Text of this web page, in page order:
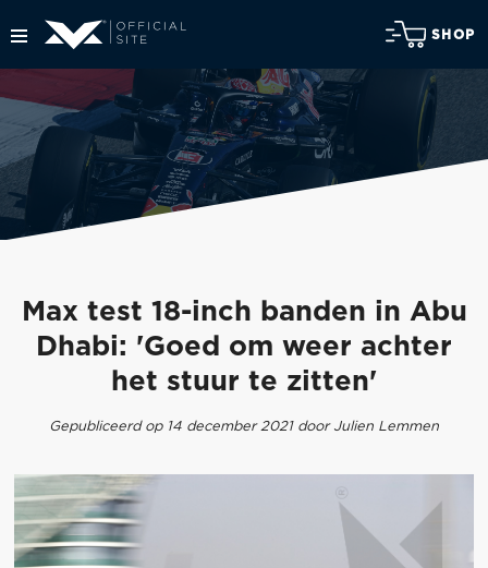
SHOP
Max test 18-inch banden in Abu
Dhabi: 'Goed om weer achter
het stuur te zitten'
Gepubliceerd op 14 december 2021 door Julien Lemmen